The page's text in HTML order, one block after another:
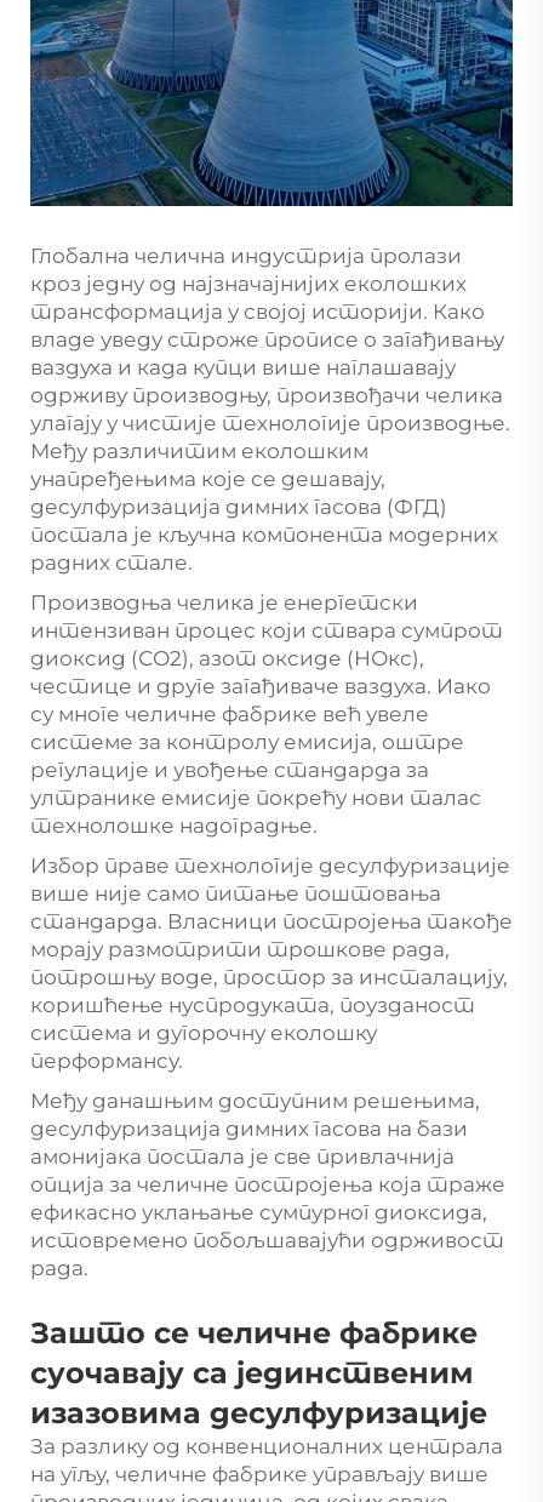
Глобална челична индустрија пролази
кроз једну од најзначајнијих еколошких
трансформација у својој историји. Како
владе уведу строже прописе о загађивању
ваздуха и када купци више наглашавају
одрживу производњу, произвођачи челика
улагају у чистије технологије производње.
Међу различитим еколошким
унапређењима које се дешавају,
десулфуризација димних гасова (ФГД)
постала је кључна компонента модерних
радних стале.
Производња челика је енергетски
интензиван процес који ствара сумпрот
диоксид (СО2), азот оксиде (НОкс),
честице и друге загађиваче ваздуха. Иако
су многе челичне фабрике већ увеле
системе за контролу емисија, оштре
регулације и увођење стандарда за
ултранике емисије покрећу нови талас
технолошке надоградње.
Избор праве технологије десулфуризације
више није само питање поштовања
стандарда. Власници постројења такође
морају размотрити трошкове рада,
потрошњу воде, простор за инсталацију,
коришћење нуспродуката, поузданост
система и дугорочну еколошку
перформансу.
Међу данашњим доступним решењима,
десулфуризација димних гасова на бази
амонијака постала је све привлачнија
опција за челичне постројења која траже
ефикасно уклањање сумпурног диоксида,
истовремено побољшавајући одрживост
рада.
Зашто се челичне фабрике
суочавају са јединственим
изазовима десулфуризације
За разлику од конвенционалних централа
на угљу, челичне фабрике управљају више